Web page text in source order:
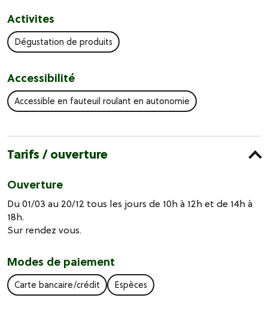
Activites
Dégustation de produits
Accessibilité
Accessible en fauteuil roulant en autonomie
Tarifs / ouverture
Ouverture
Du 01/03 au 20/12 tous les jours de 10h à 12h et de 14h à
18h.
Sur rendez vous.
Modes de paiement
Carte bancaire/crédit Espèces